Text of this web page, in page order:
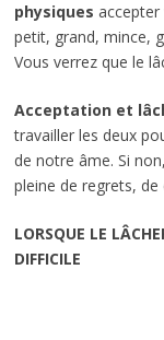
physiques accepter
petit, grand, mince,
Vous verrez que le
Acceptation et
travailler les deux
de notre âme. Si
pleine de regrets, de
LORSQUE LE
DIFFICILE